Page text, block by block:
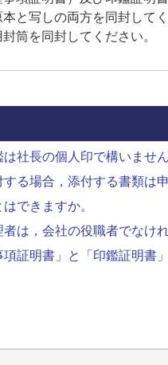
と写しの両方を同封してく
筒を同封してください。
社長の個人印で構いません
る場合，添付する書類は
できますか。
は，会社の役職者でなけ
証明書」と「印鑑証明書